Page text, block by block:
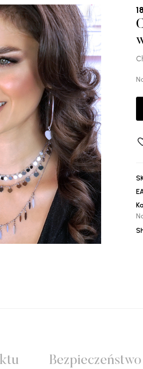
Bezpieczeństwo